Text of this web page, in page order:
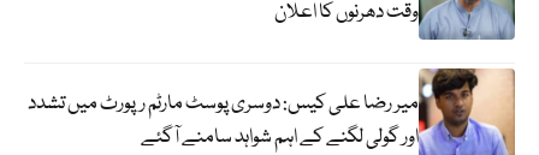
وقت دھرنوں کا اعلان
میر رضا علی کیس: دوسری پوسٹ مارٹم رپورٹ میں تشدد
اور گولی لگنے کے اہم شواہد سامنے آگئے